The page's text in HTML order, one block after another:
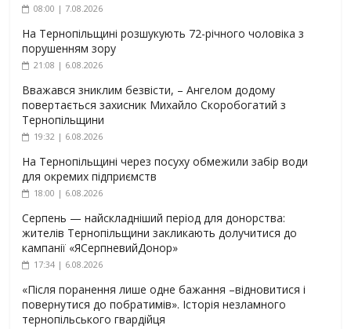
08:00 | 7.08.2026
На Тернопільщині розшукують 72-річного чоловіка з
порушенням зору
21:08 | 6.08.2026
Вважався зниклим безвісти, – Ангелом додому
повертається захисник Михайло Скоробогатий з
Тернопільщини
19:32 | 6.08.2026
На Тернопільщині через посуху обмежили забір води
для окремих підприємств
18:00 | 6.08.2026
Серпень — найскладніший період для донорства:
жителів Тернопільщини закликають долучитися до
кампанії «ЯСерпневийДонор»
17:34 | 6.08.2026
«Після поранення лише одне бажання –відновитися і
повернутися до побратимів». Історія незламного
тернопільського гвардійця